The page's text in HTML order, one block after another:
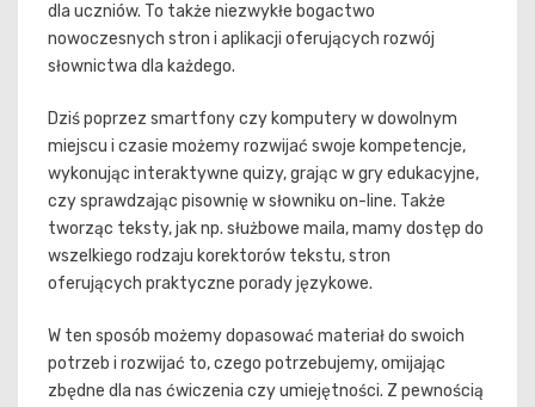
dla uczniów. To także niezwykłe bogactwo
nowoczesnych stron i aplikacji oferujących rozwój
słownictwa dla każdego.
Dziś poprzez smartfony czy komputery w dowolnym
miejscu i czasie możemy rozwijać swoje kompetencje,
wykonując interaktywne quizy, grając w gry edukacyjne,
czy sprawdzając pisownię w słowniku on-line. Także
tworząc teksty, jak np. służbowe maila, mamy dostęp do
wszelkiego rodzaju korektorów tekstu, stron
oferujących praktyczne porady językowe.
W ten sposób możemy dopasować materiał do swoich
potrzeb i rozwijać to, czego potrzebujemy, omijając
zbędne dla nas ćwiczenia czy umiejętności. Z pewnością